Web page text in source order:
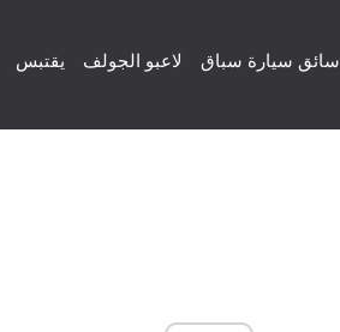
يقتبس لاعبو الجولف سائق سيارة سباق